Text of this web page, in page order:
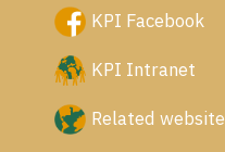
KPI Facebook
KPI Intranet
Related website